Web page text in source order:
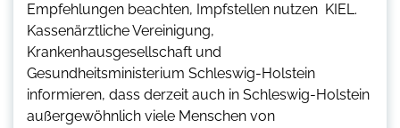
Empfehlungen beachten, Impfstellen nutzen KIEL.
Kassenärztliche Vereinigung,
Krankenhausgesellschaft und
Gesundheitsministerium Schleswig-Holstein
informieren, dass derzeit auch in Schleswig-Holstein
außergewöhnlich viele Menschen von